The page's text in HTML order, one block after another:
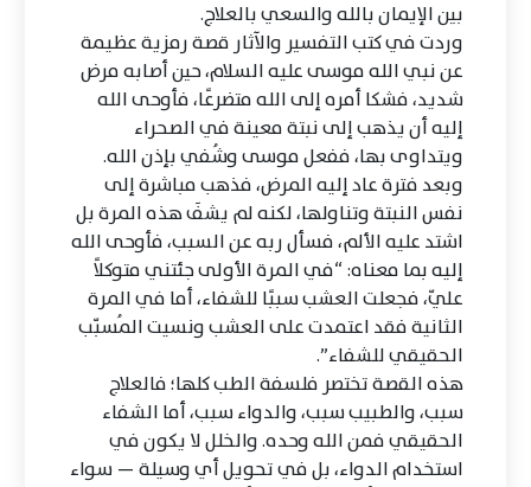
بين الإيمان بالله والسعي بالعلاج.
وردت في كتب التفسير والآثار قصة رمزية عظيمة
عن نبي الله موسى عليه السلام، حين أصابه مرض
شديد، فشكا أمره إلى الله متضرعًا، فأوحى الله
إليه أن يذهب إلى نبتة معينة في الصحراء
ويتداوى بها، ففعل موسى وشُفي بإذن الله.
وبعد فترة عاد إليه المرض، فذهب مباشرة إلى
نفس النبتة وتناولها، لكنه لم يشفَ هذه المرة بل
اشتد عليه الألم، فسأل ربه عن السبب، فأوحى الله
إليه بما معناه: “في المرة الأولى جئتني متوكلاً
عليّ، فجعلت العشب سببًا للشفاء، أما في المرة
الثانية فقد اعتمدت على العشب ونسيت المُسبّب
الحقيقي للشفاء”.
هذه القصة تختصر فلسفة الطب كلها؛ فالعلاج
سبب، والطبيب سبب، والدواء سبب، أما الشفاء
الحقيقي فمن الله وحده. والخلل لا يكون في
استخدام الدواء، بل في تحويل أي وسيلة — سواء